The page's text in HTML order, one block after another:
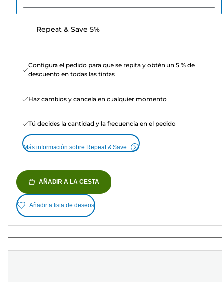
Repeat & Save 5%
Configura el pedido para que se repita y obtén un 5 % de
descuento en todas las tintas
Haz cambios y cancela en cualquier momento
Tú decides la cantidad y la frecuencia en el pedido
Más información sobre Repeat & Save
AÑADIR A LA CESTA
Añadir a lista de deseos